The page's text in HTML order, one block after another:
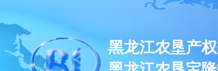
黑龙江农垦产